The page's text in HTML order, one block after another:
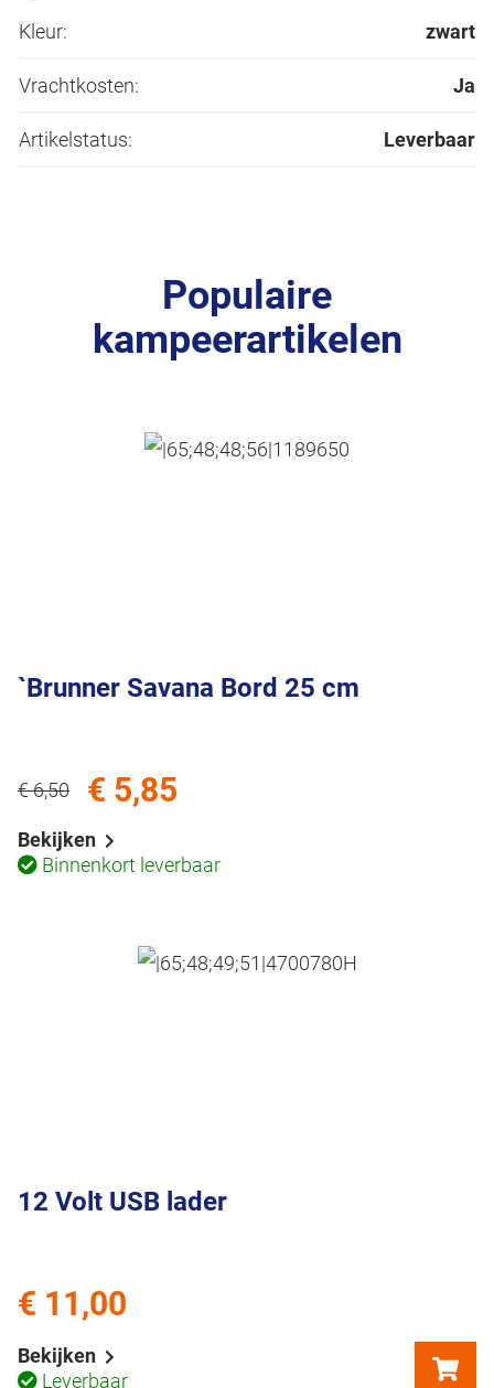
Kleur:
zwart
Vrachtkosten: Ja
Artikelstatus: Leverbaar
Populaire
kampeerartikelen
`Brunner Savana Bord 25 cm
Bekijken
Binnenkort leverbaar
€ 6,50 € 5,85
12 Volt USB lader
Bekijken
Leverbaar
€ 11,00